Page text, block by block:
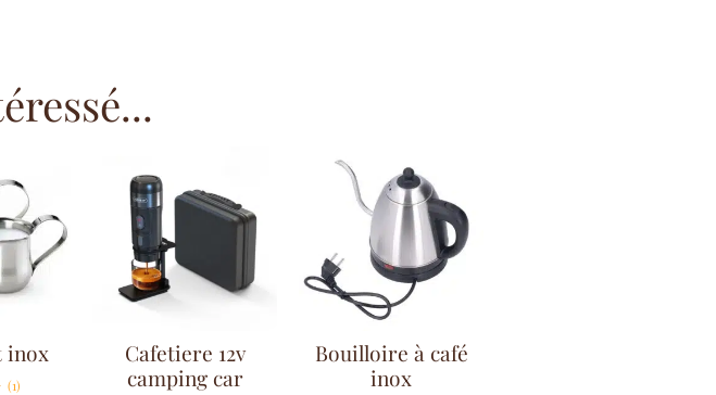
inox
(1)
Cafetiere 12v
camping car
Bouilloire à café
inox